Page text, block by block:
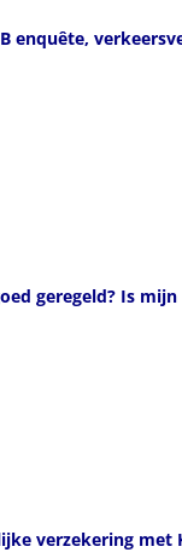
enquête,
geregeld? Is mijn
verzekering met